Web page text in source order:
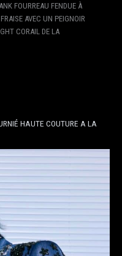
FOURREAU FENDUE À
AVEC UN PEIGNOIR
CORAIL DE LA
HAUTE COUTURE A LA